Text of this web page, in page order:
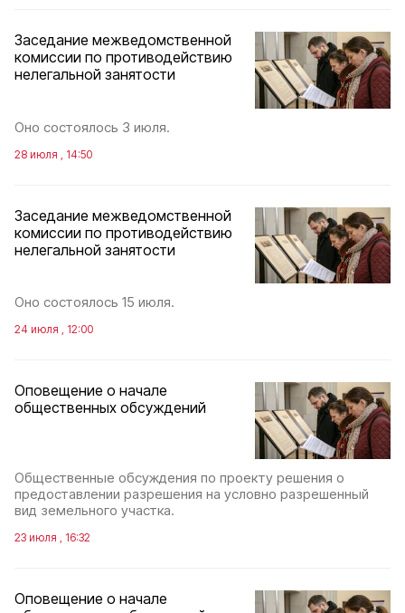
Заседание межведомственной
комиссии по противодействию
нелегальной занятости
Оно состоялось 3 июля.
28 июля , 14:50
Заседание межведомственной
комиссии по противодействию
нелегальной занятости
Оно состоялось 15 июля.
24 июля , 12:00
Оповещение о начале
общественных обсуждений
Общественные обсуждения по проекту решения о
предоставлении разрешения на условно разрешенный
вид земельного участка.
23 июля , 16:32
Оповещение о начале